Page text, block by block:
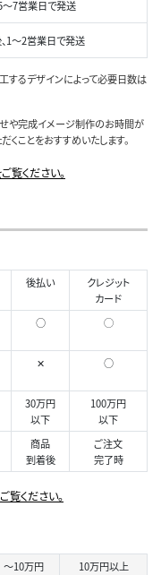
～7営業日で発送
1～2営業日で発送
するデザインによって必要日数は
や完成イメージ制作のお時間が
ことをおすすめいたします。
覧ください。
後払い
クレジット
カード
○ ◯
✕ ○
30万円
以下
100万円
以下
商品
到着後
ご注文
完了時
覧ください。
～10万円
10万円以上